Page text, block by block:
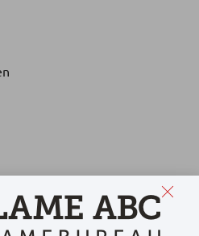
rechten voorbehouden.